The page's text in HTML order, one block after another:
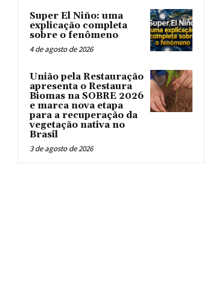
Super El Niño: uma
explicação completa
sobre o fenômeno
4 de agosto de 2026
União pela Restauração
apresenta o Restaura
Biomas na SOBRE 2026
e marca nova etapa
para a recuperação da
vegetação nativa no
Brasil
3 de agosto de 2026